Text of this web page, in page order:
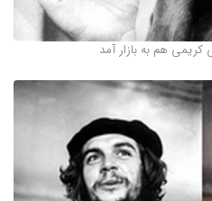
هم به بازار آمد